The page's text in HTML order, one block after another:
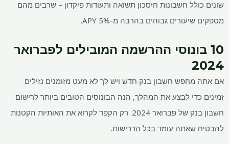
שונים כולל חשבונות חיסכון תשואה ותעודות פיקדון – שרבים מהם
מספקים שיעורים גבוהים בהרבה מ-5% APY.
10 בונוסי ההרשמה המובילים לפברואר
2024
אם אתה מחפש חשבון בנק חדש ויש לך לא מעט מזומנים נזילים
זמינים כדי לבצע את המהלך, הנה הבונוסים הטובים ביותר לרישום
חשבון בנק של פברואר 2024. רק הקפד לקרוא את האותיות הקטנות
להבטיח שאתה עומד בכל הדרישות.